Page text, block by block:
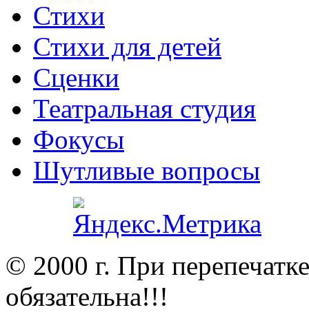
Стихи
Стихи для детей
Сценки
Театральная студия
Фокусы
Шутливые вопросы
© 2000 г. При
обязательна!!!